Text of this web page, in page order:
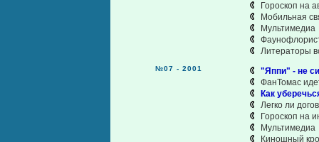
Гороскоп на
Мобильная
Мультимедиа
Литераторы
№07 - 2001
"Яппи" - не
ФанТомас
Как
Легко ли
Гороскоп на
Мультимедиа
Киношный